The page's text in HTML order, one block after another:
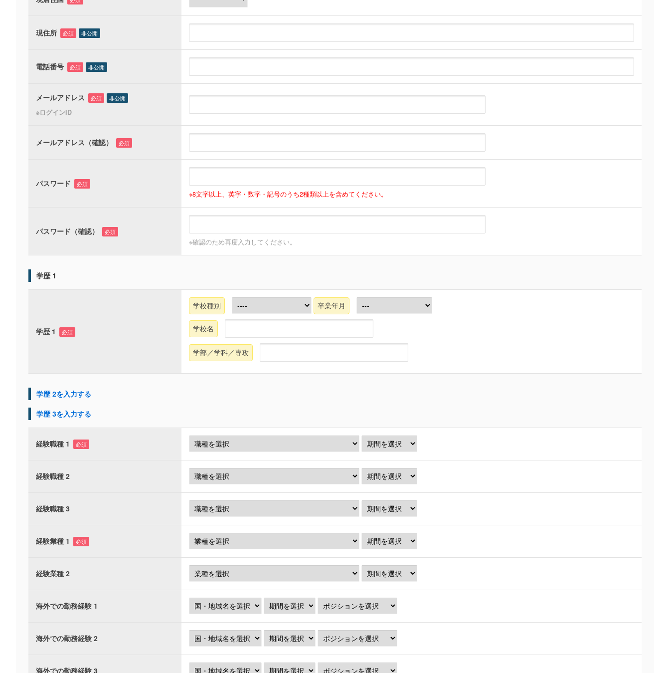
現住所 必須 非公開
電話番号 必須 非公開
メールアドレス 必須 非公開
※ログインID
メールアドレス（確認） 必須
パスワード 必須
※8文字以上、英字・数字・記号のうち2種類以上を含めてください。
パスワード（確認） 必須
※確認のため再度入力してください。
学歴 1
学歴 1 必須
学校種別 卒業年月
学校名
学部／学科／専攻
学歴 2を入力する
学歴 3を入力する
経験職種 1 必須
経験職種 2
経験職種 3
経験業種 1 必須
経験業種 2
海外での勤務経験 1
海外での勤務経験 2
海外での勤務経験 3